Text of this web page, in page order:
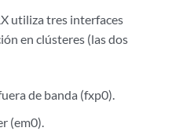
utiliza tres interfaces
en clústeres (las dos
de banda (fxp0).
(em0).